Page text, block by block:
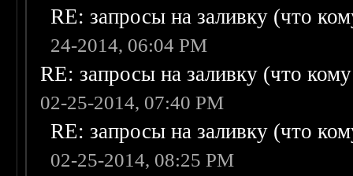
RE: запросы на заливку (что
24-2014, 06:04 PM
RE: запросы на заливку (что
02-25-2014, 07:40 PM
RE: запросы на заливку (что
02-25-2014, 08:25 PM